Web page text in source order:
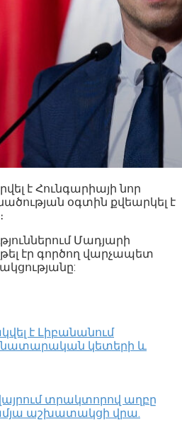
է Հունգարիայի նոր
օգտին քվեարկել է
Մադյարի
էր գործող վարչապետ
է Լիբանանում
կետերի և
տրակտորով աղբը
ամյա աշխատակցի վրա.